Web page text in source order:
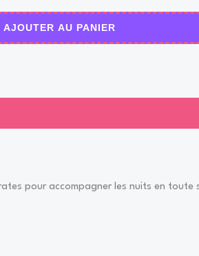
AJOUTER AU PANIER
pour accompagner les nuits en toute